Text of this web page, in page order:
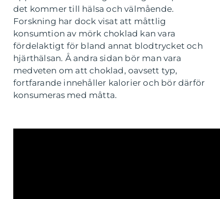
det kommer till hälsa och välmående.
Forskning har dock visat att måttlig
konsumtion av mörk choklad kan vara
fördelaktigt för bland annat blodtrycket och
hjärthälsan. Å andra sidan bör man vara
medveten om att choklad, oavsett typ,
fortfarande innehåller kalorier och bör därför
konsumeras med måtta.